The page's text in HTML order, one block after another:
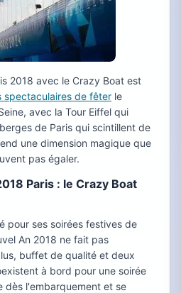
2018 avec le Crazy Boat est
spectaculaires de fêter le
avec la Tour Eiffel qui
de Paris qui scintillent de
une dimension magique que
pas égaler.
Paris : le Crazy Boat
pour ses soirées festives de
An 2018 ne fait pas
buffet de qualité et deux
à bord pour une soirée
dès l'embarquement et se